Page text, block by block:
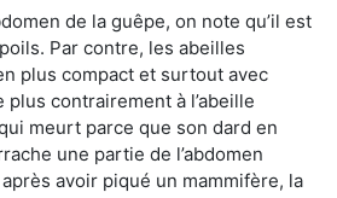
de la guêpe, on note qu’il est
Par contre, les abeilles
plus compact et surtout avec
plus contrairement à l’abeille
meurt parce que son dard en
une partie de l’abdomen
avoir piqué un mammifère, la